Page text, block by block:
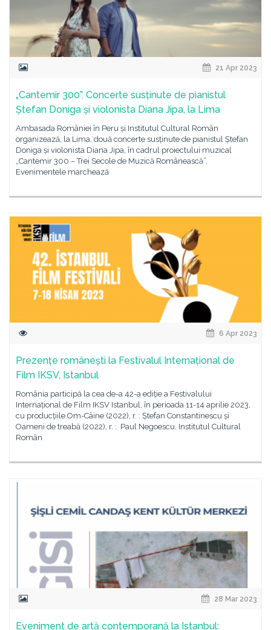
21 Apr 2023
„Cantemir 300”. Concerte susținute de pianistul
Ștefan Doniga și violonista Diana Jipa, la Lima
Ambasada României în Peru și Institutul Cultural Român
organizează, la Lima, două concerte susținute de pianistul Ștefan
Doniga și violonista Diana Jipa, în cadrul proiectului muzical
„Cantemir 300 – Trei Secole de Muzică Românească”.
Evenimentele marchează
6 Apr 2023
Prezențe românești la Festivalul Internațional de
Film IKSV, Istanbul
România participă la cea de-a 42-a ediție a Festivalului
Internațional de Film IKSV Istanbul, în perioada 11-14 aprilie 2023,
cu producțiile Om-Câine (2022), r. : Ștefan Constantinescu și
Oameni de treabă (2022), r. : Paul Negoescu. Institutul Cultural
Român
28 Mar 2023
Eveniment de artă contemporană la Istanbul: